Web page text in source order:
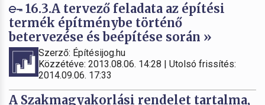
16.3.A tervező feladata az építési
termék építménybe történő
betervezése és beépítése során »
Szerző: Építésijog.hu
Közzétéve: 2013.08.06. 14:28 | Utolsó frissítés:
2014.09.06. 17:33
A Szakmagyakorlási rendelet tartalma,